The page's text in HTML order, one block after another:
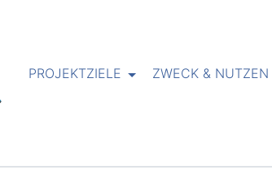
PROJEKTZIELE
ZWECK & NUTZEN